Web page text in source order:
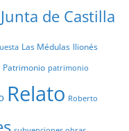
Junta de Castilla
Las Médulas llionés
Patrimonio patrimonio
Relato Roberto